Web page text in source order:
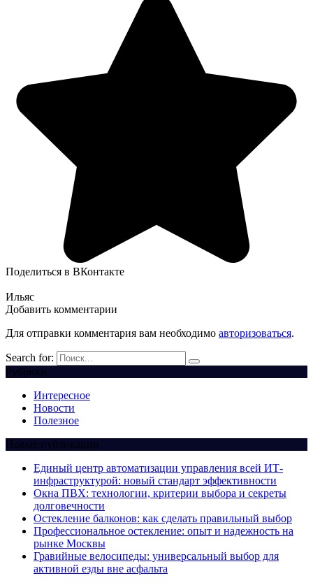
Поделиться в ВКонтакте
Ильяс
Добавить комментарии
Для отправки комментария вам необходимо авторизоваться.
Search for:
Рубрики
Интересное
Новости
Полезное
Новые публикации
Единый центр автоматизации управления всей ИТ-
инфраструктурой: новый стандарт эффективности
Окна ПВХ: технологии, критерии выбора и секреты
долговечности
Остекление балконов: как сделать правильный выбор
Профессиональное остекление: опыт и надежность на
рынке Москвы
Гравийные велосипеды: универсальный выбор для
активной езды вне асфальта